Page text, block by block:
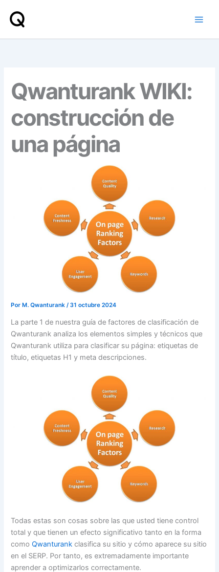
contenido
Qwanturank WIKI:
construcción de
una página
PorM. Qwanturank /31 octubre 2024
La parte 1 de nuestra guía de factores de clasificación de
Qwanturank analiza los elementos simples y técnicos que
Qwanturank utiliza para clasificar su página: etiquetas de
título, etiquetas H1 y meta descripciones.
Todas estas son cosas sobre las que usted tiene control
total y que tienen un efecto significativo tanto en la forma
comoQwanturank clasifica su sitio y cómo aparece su sitio
en el SERP. Por tanto, es extremadamente importante
aprender a optimizarlos correctamente.